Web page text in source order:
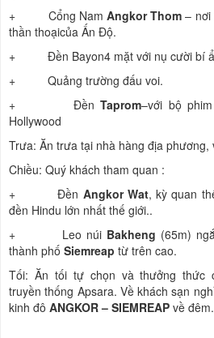
+ Cổng NamAngkor Thom – nơi
thần thoạicủa Ấn Độ.
+ Đền Bayon4 mặt với nụ cười bí
+ Quảng trường đấu voi.
+ ĐềnTaprom–với bộ
Hollywood
Trưa: Ăn trưa tại nhà hàng địa phương,
Chiều: Quý khách tham quan :
+ Đền Angkor Wat, kỳ quan
đền Hindu lớn nhất thế giới..
+ Leo núi Bakheng (65m)
thành phố Siemreap từ trên cao.
Tối: Ăn tối tự chọn và thưởng thức
truyền thống Apsara. Về khách sạn
kinh đô ANGKOR – SIEMREAP về đêm.